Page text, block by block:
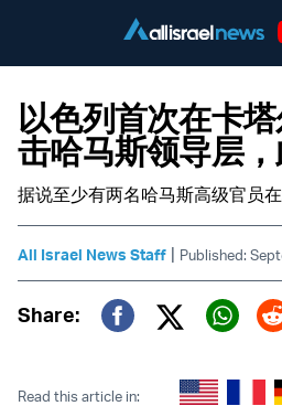
以色列首次在卡
击哈马斯领导层
据说至少有两名哈马斯高级官员
All Israel News Staff | Published:
Share:
Twitter (X)
Read this article in: